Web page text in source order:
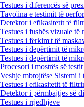
Testues i diferencës së
Tavolina e testimit të
Detektor i efikasitetit të
Testues i fushës vizuale të
Testues i fërkimit të
Testues i depërtimit të
Testues i depërtimit të
Procesori i mostrës së
Veshje mbrojtëse Sistemi
Testues i efikasitetit të
Detektor i përmbajtjes së
Testues i rrjedhjeve